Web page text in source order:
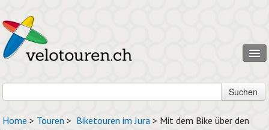
Touren
Suchen
Home > Touren > Biketouren im Jura > Mit dem Bike über den